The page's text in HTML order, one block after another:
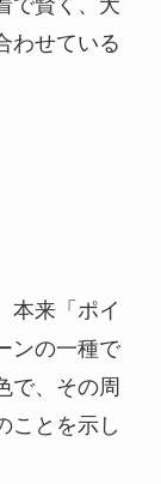
わせている
本来「ポイ
ンの一種で
で、その周
ことを示し